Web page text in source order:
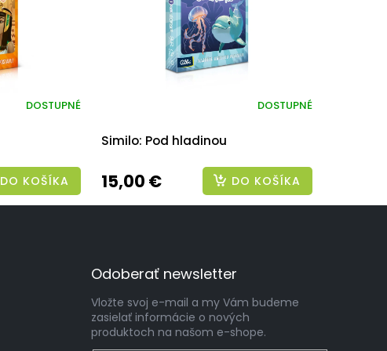
DOSTUPNÉ
DO KOŠÍKA
Similo: Pod hladinou
DOSTUPNÉ
15,00 € DO KOŠÍKA
Odoberať newsletter
Vložte svoj e-mail a my Vám budeme
zasielať informácie o nových
produktoch na našom e-shope.